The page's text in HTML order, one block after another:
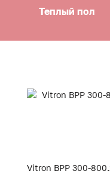
Теплый пол
Vitron ВРР 300-